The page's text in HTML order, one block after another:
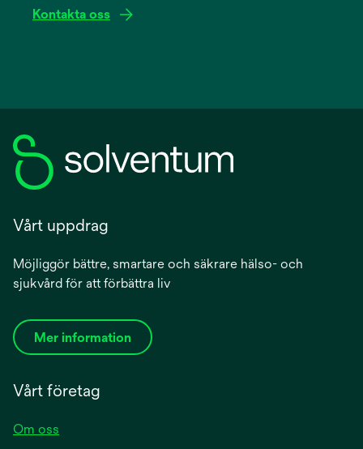
Kontakta oss
Vårt uppdrag
Möjliggör bättre, smartare och säkrare hälso- och
sjukvård för att förbättra liv
Mer information
Vårt företag
Om oss